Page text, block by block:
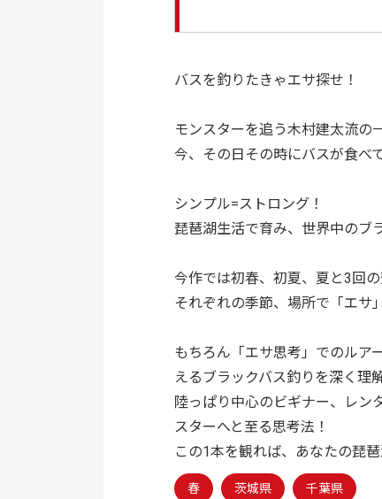
バスを釣りたきゃエサ探せ！
モンスターを追う木村建太流の
今、その日その時にバスが食べ
シンプル=ストロング！
琵琶湖生活で育み、世界中のブ
今作では初春、初夏、夏と3回
それぞれの季節、場所で「エサ
もちろん「エサ思考」でのルア
えるブラックバス釣りを深く理
陸っぱり中心のビギナー、レン
スターへと至る思考法！
この1本を観れば、あなたの琵
春 茨城県 千葉県